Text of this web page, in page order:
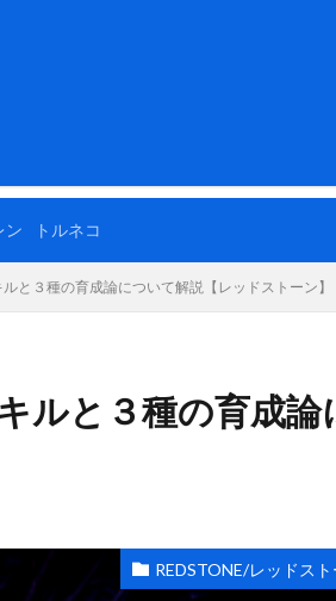
ン トルネコ
と３種の育成論について解説【レッドストーン】
ルと３種の育成論
REDSTONE/レッドスト